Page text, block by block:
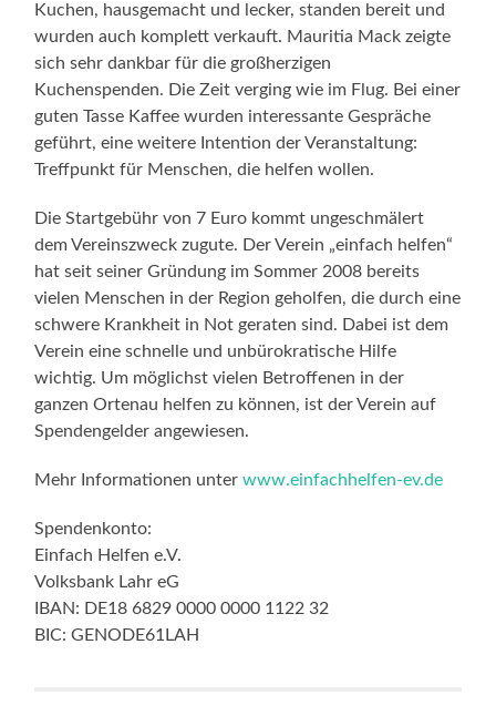
Kuchen, hausgemacht und lecker, standen bereit und
wurden auch komplett verkauft. Mauritia Mack zeigte
sich sehr dankbar für die großherzigen
Kuchenspenden. Die Zeit verging wie im Flug. Bei einer
guten Tasse Kaffee wurden interessante Gespräche
geführt, eine weitere Intention der Veranstaltung:
Treffpunkt für Menschen, die helfen wollen.
Die Startgebühr von 7 Euro kommt ungeschmälert
dem Vereinszweck zugute. Der Verein „einfach helfen“
hat seit seiner Gründung im Sommer 2008 bereits
vielen Menschen in der Region geholfen, die durch eine
schwere Krankheit in Not geraten sind. Dabei ist dem
Verein eine schnelle und unbürokratische Hilfe
wichtig. Um möglichst vielen Betroffenen in der
ganzen Ortenau helfen zu können, ist der Verein auf
Spendengelder angewiesen.
Mehr Informationen unterwww.einfachhelfen-ev.de
Spendenkonto:
Einfach Helfen e.V.
Volksbank Lahr eG
IBAN: DE18 6829 0000 0000 1122 32
BIC: GENODE61LAH